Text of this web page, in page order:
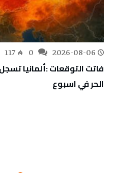
2026-08-06
117
الحر في اسبوع